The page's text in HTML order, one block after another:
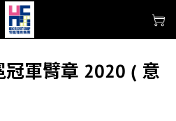
軍臂章 2020 ( 意